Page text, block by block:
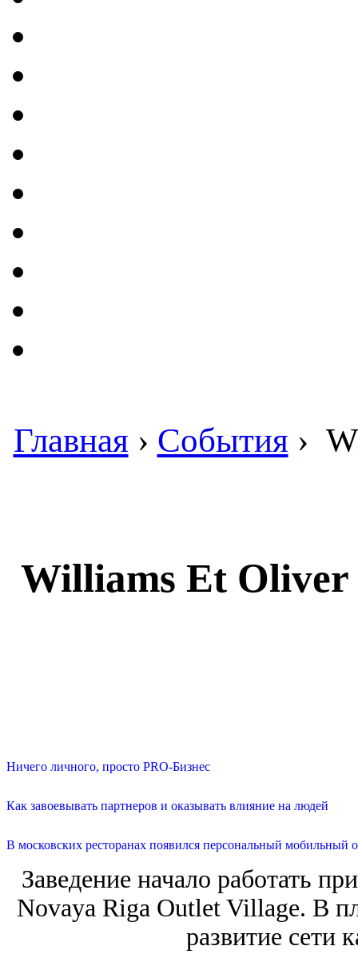
Главная › События ›
Williams Et Oliver
Ничего личного, просто PRO-Бизнес
Как завоевывать партнеров и оказывать влияние на людей
В московских ресторанах появился персональный мобильный
Заведение начало работать
Novaya Riga Outlet Village. В
развитие сети